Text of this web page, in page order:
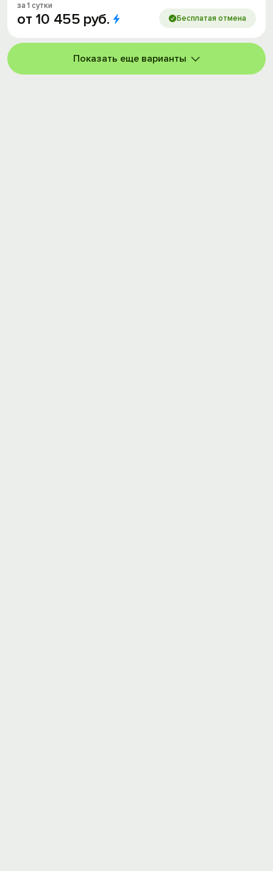
за 1 сутки
от 10 455 руб. Бесплатая отмена
Показать еще варианты